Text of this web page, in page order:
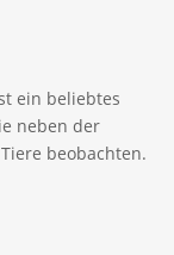
ein beliebtes
neben der
beobachten.